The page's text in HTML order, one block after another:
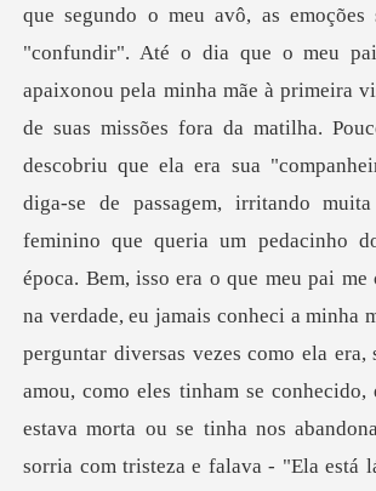
inha nos
sorria com tristeza e falava - "Ela está